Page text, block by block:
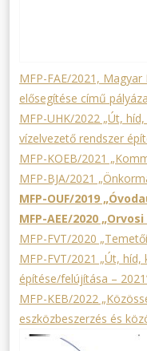
MFP-FAE/2021,
elősegítése című
MFP-UHK/2022 „Út,
vízelvezető rendszer
MFP-KOEB/2021
MFP-BJA/2021
MFP-OUF/2019
MFP-AEE/2020
MFP-FVT/2020
MFP-FVT/2021 „Út,
építése/felújítása –
MFP-KEB/2022
eszközbeszerzés és